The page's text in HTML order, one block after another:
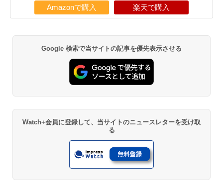
Amazonで購入 楽天で購入
Google 検索で当サイトの記事を優先表示させる
Watch+会員に登録して、当サイトのニュースレターを受け取
る